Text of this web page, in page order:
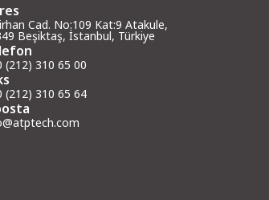
Cad. No:109 Kat:9 Atakule,
Beşiktaş, İstanbul, Türkiye
(212) 310 65 00
(212) 310 65 64